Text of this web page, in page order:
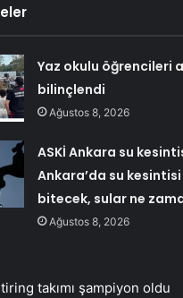
Yaz okulu öğrencileri
bilinçlendi
Ağustos 8, 2026
ASKİ Ankara su
Ankara’da su
bitecek, sular ne
Ağustos 8, 2026
takımı şampiyon oldu